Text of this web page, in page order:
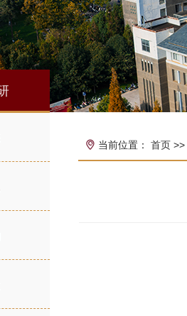
当前位置： 首页>>